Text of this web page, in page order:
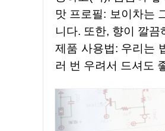
맛 프로필: 보이차는
니다. 또한, 향이 깔
제품 사용법: 우리는
러 번 우려서 드셔도